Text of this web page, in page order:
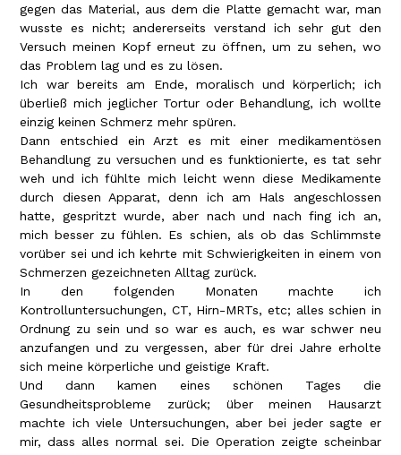
gegen das Material, aus dem die Platte gemacht war, man
wusste es nicht; andererseits verstand ich sehr gut den
Versuch meinen Kopf erneut zu öffnen, um zu sehen, wo
das Problem lag und es zu lösen.
Ich war bereits am Ende, moralisch und körperlich; ich
überließ mich jeglicher Tortur oder Behandlung, ich wollte
einzig keinen Schmerz mehr spüren.
Dann entschied ein Arzt es mit einer medikamentösen
Behandlung zu versuchen und es funktionierte, es tat sehr
weh und ich fühlte mich leicht wenn diese Medikamente
durch diesen Apparat, denn ich am Hals angeschlossen
hatte, gespritzt wurde, aber nach und nach fing ich an,
mich besser zu fühlen. Es schien, als ob das Schlimmste
vorüber sei und ich kehrte mit Schwierigkeiten in einem von
Schmerzen gezeichneten Alltag zurück.
In den folgenden Monaten machte ich
Kontrolluntersuchungen, CT, Hirn-MRTs, etc; alles schien in
Ordnung zu sein und so war es auch, es war schwer neu
anzufangen und zu vergessen, aber für drei Jahre erholte
sich meine körperliche und geistige Kraft.
Und dann kamen eines schönen Tages die
Gesundheitsprobleme zurück; über meinen Hausarzt
machte ich viele Untersuchungen, aber bei jeder sagte er
mir, dass alles normal sei. Die Operation zeigte scheinbar